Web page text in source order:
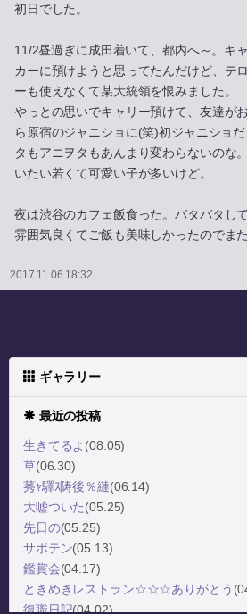
初日でした。
11/2昼過ぎに成田着いて、都内へ～。キ
カーに預けようと思ってたんだけど、テ
ーも使えなくて某大統領を恨みました。
やっとの思いでキャリー預けて、友達が
ら原宿のジャニショに(笑)初ジャニショ
タもアニヲタもあんまり変わらないのな
いたい若くて可愛い子が多いけど。
夜は渋谷のカフェ飯食った。バタバタし
雰囲気良くてご飯も美味しかったのでま
2017.11.06 18:32
ギャラリー
最近の投稿
生きてるよ (08.05)
草(06.30)
莠ｬ驛ｽ陦後％縺(06.14)
大嘘ついた(05.25)
先日の(05.25)
サボテン(05.13)
鑑賞会(04.17)
ときめきレストラン☆☆☆ありがとう
復職日記(04.02)